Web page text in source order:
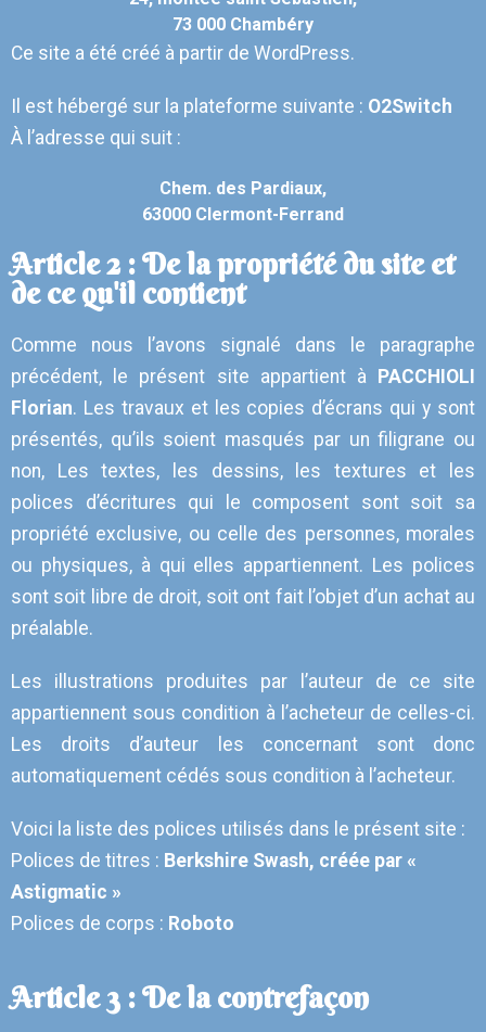
73 000 Chambéry
Ce site a été créé à partir de WordPress.
Il est hébergé sur la plateforme suivante : O2Switch
À l’adresse qui suit :
Chem. des Pardiaux,
63000 Clermont-Ferrand
Article 2 : De la propriété du site et
de ce qu'il contient
Comme nous l’avons signalé dans le paragraphe
précédent, le présent site appartient à PACCHIOLI
Florian. Les travaux et les copies d’écrans qui y sont
présentés, qu’ils soient masqués par un filigrane ou
non, Les textes, les dessins, les textures et les
polices d’écritures qui le composent sont soit sa
propriété exclusive, ou celle des personnes, morales
ou physiques, à qui elles appartiennent. Les polices
sont soit libre de droit, soit ont fait l’objet d’un achat au
préalable.
Les illustrations produites par l’auteur de ce site
appartiennent sous condition à l’acheteur de celles-ci.
Les droits d’auteur les concernant sont donc
automatiquement cédés sous condition à l’acheteur.
Voici la liste des polices utilisés dans le présent site :
Polices de titres : Berkshire Swash, créée par «
Astigmatic »
Polices de corps : Roboto
Article 3 : De la contrefaçon